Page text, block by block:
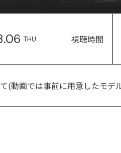
THU 視聴時間
(動画では事前に用意したモデ